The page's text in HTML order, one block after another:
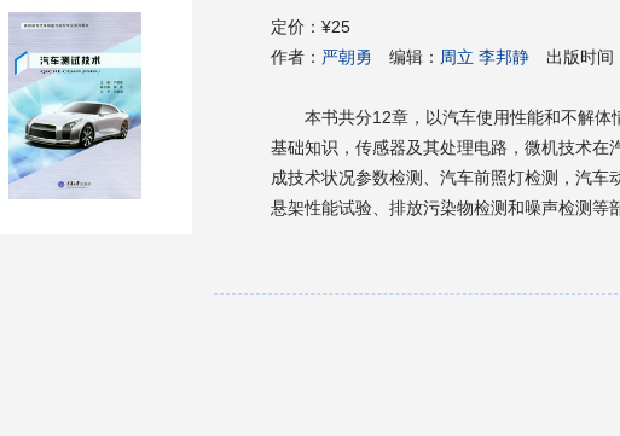
定价：¥25
作者： 严朝勇 编辑： 周立 李邦静 出版时间
本书共分12章，以汽车使用性能和不解
基础知识，传感器及其处理电路，微机技术在
成技术状况参数检测、汽车前照灯检测，汽
悬架性能试验、排放污染物检测和噪声检测等